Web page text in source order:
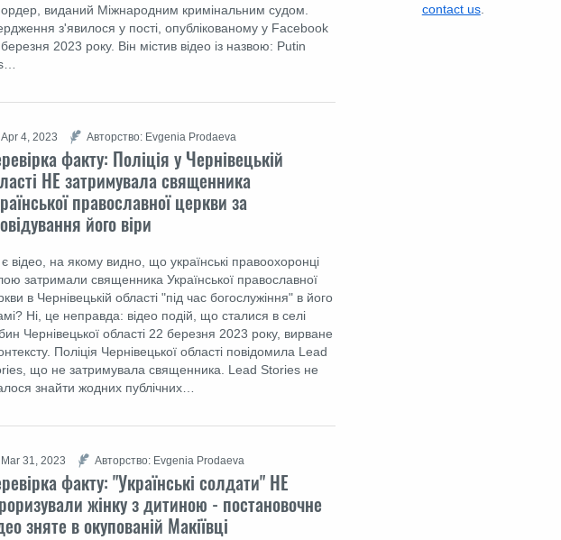
виданий Міжнародним кримінальним судом.
з'явилося у пості, опублікованому у Facebook
2023 року. Він містив відео із назвою: Putin
факту: Поліція у Чернівецькій
НЕ затримувала священника
православної церкви за
його віри
відео, на якому видно, що українські правоохоронці
затримали священника Української православної
в Чернівецькій області "під час богослужіння" в його
Ні, це неправда: відео подій, що сталися в селі
Чернівецької області 22 березня 2023 року, вирване
Поліція Чернівецької області повідомила Lead
що не затримувала священника. Lead Stories не
знайти жодних публічних…
Apr 4, 2023 Авторство: Evgenia Prodaeva
факту: "Українські солдати" НЕ
жінку з дитиною - постановочне
зняте в окупованій Макіївці
Mar 31, 2023 Авторство: Evgenia Prodaeva
contact us.